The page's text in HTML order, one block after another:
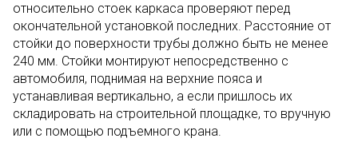
относительно стоек каркаса проверяют перед
окончательной установкой последних. Расстояние от
стойки до поверхности трубы должно быть не менее
240 мм. Стойки монтируют непосредственно с
автомобиля, поднимая на верхние пояса и
устанавливая вертикально, а если пришлось их
складировать на строительной площадке, то вручную
или с помощью подъемного крана.